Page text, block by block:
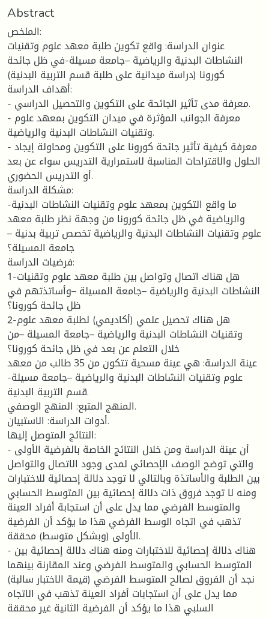
Abstract
الملخص:
عنوان الدراسة: واقع تكوين طلبة معهد علوم وتقنيات
النشاطات البدنية والرياضية –جامعة مسيلة-في ظل جائحة
كورونا (دراسة ميدانية على طلبة قسم التربية البدنية)
أهداف الدراسة:
- معرفة مدى تأثير الجائحة على التكوين والتحصيل الدراسي.
- معرفة الجوانب المؤثرة في ميدان التكوين بمعهد علوم
وتقنيات النشاطات البدنية والرياضية.
- معرفة كيفية تأثير جائحة كورونا على التكوين ومحاولة إيجاد
الحلول والاقتراحات المناسبة لاستمرارية التدريس سواء عن بعد
أو التدريس الحضوري.
مشكلة الدراسة:
-ما واقع التكوين بمعهد علوم وتقنيات النشاطات البدنية
والرياضية في ظل جائحة كورونا من وجهة نظر طلبة معهد
علوم وتقنيات النشاطات البدنية والرياضية تخصص تربية بدنية –
جامعة المسيلة؟
فرضيات الدراسة:
1-هل هناك اتصال وتواصل بين طلبة معهد علوم وتقنيات
النشاطات البدنية والرياضية –جامعة المسيلة –وأساتذتهم في
ظل جائحة كورونا؟
2-هل هناك تحصيل علمي (أكاديمي) لطلبة معهد علوم
وتقنيات النشاطات البدنية والرياضية –جامعة المسيلة –من
خلال التعلم عن بعد في ظل جائحة كورونا؟
عينة الدراسة: هي عينة مسحية تتكون من 35 طالب من معهد
علوم وتقنيات النشاطات البدنية والرياضية –جامعة مسيلة-
قسم التربية البدنية.
المنهج المتبع: المنهج الوصفي.
أدوات الدراسة: الاستبيان.
النتائج المتوصل إليها:
- أن عينة الدراسة ومن خلال النتائج الخاصة بالفرضية الأولى
والتي توضح الوصف الإحصائي لمدى وجود الاتصال والتواصل
بين الطلبة والأساتذة وبالتالي لا توجد دلالة إحصائية للاختبارات
ومنه لا توجد فروق ذات دلالة إحصائية بين المتوسط الحسابي
والمتوسط الفرضي مما يدل على أن استجابة أفراد العينة
تذهب في اتجاه الوسط الفرضي هذا ما يؤكد أن الفرضية
الأولى (وبشكل متوسط) محققة.
- هناك دلالة إحصائية للاختبارات ومنه هناك دلالة إحصائية بين
المتوسط الحسابي والمتوسط الفرضي وعند المقارنة بينهما
نجد أن الفروق لصالح المتوسط الفرضي (قيمة الاختبار سالبة)
مما يدل على أن استجابات أفراد العينة تذهب في الاتجاه
السلبي هذا ما يؤكد أن الفرضية الثانية غير محققة